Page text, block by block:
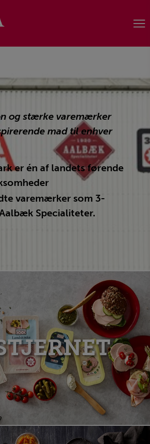
og stærke varemærker
mad til enhver
er én af landets førende
varemærker som 3-
Specialiteter.